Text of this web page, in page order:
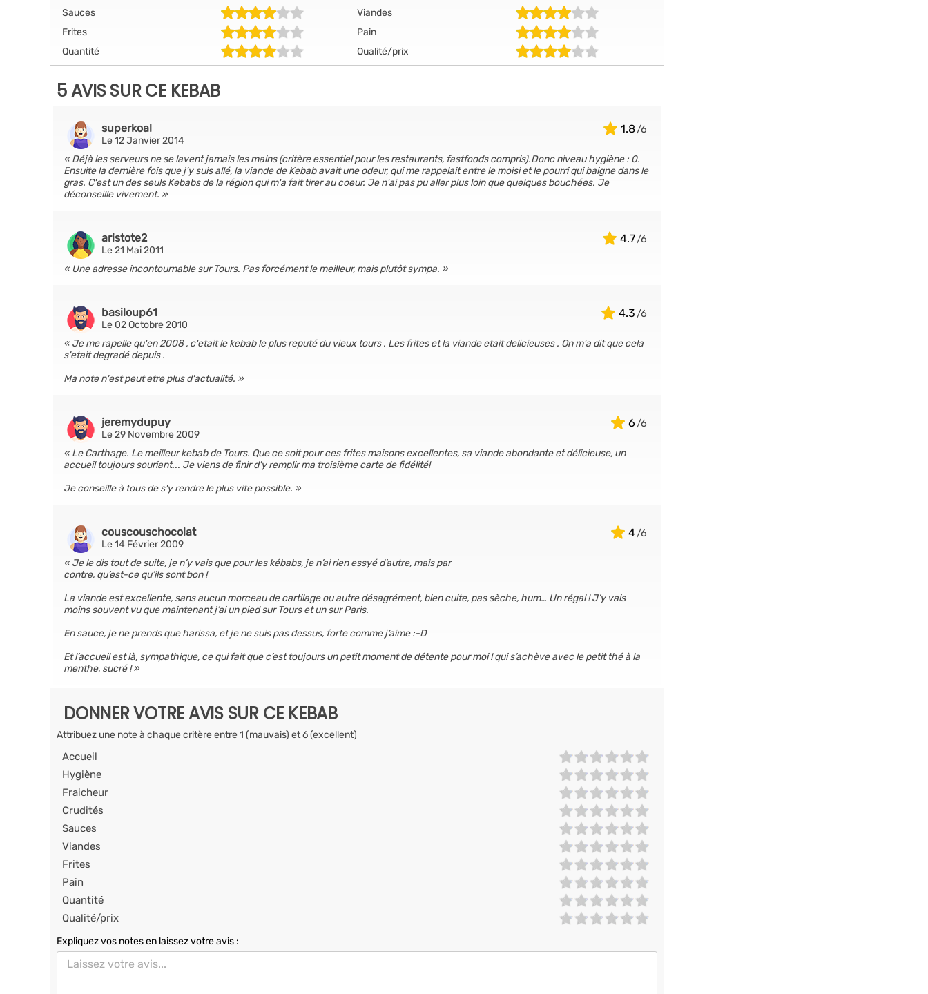
Sauces
Viandes
Frites
Pain
Quantité
Qualité/prix
5 AVIS SUR CE KEBAB
1.8
superkoal
Le 12 Janvier 2014
Déjà les serveurs ne se lavent jamais les mains (critère essentiel pour les restaurants, fastfoods compris).Donc niveau hygiène : 0.
Ensuite la dernière fois que j'y suis allé, la viande de Kebab avait une odeur, qui me rappelait entre le moisi et le pourri qui baigne dans le
gras. C'est un des seuls Kebabs de la région qui m'a fait tirer au coeur. Je n'ai pas pu aller plus loin que quelques bouchées. Je
déconseille vivement.
4.7
aristote2
Le 21 Mai 2011
Une adresse incontournable sur Tours. Pas forcément le meilleur, mais plutôt sympa.
4.3
basiloup61
Le 02 Octobre 2010
Je me rapelle qu'en 2008 , c'etait le kebab le plus reputé du vieux tours . Les frites et la viande etait delicieuses . On m'a dit que cela
s'etait degradé depuis .
Ma note n'est peut etre plus d'actualité.
6
jeremydupuy
Le 29 Novembre 2009
Le Carthage. Le meilleur kebab de Tours. Que ce soit pour ces frites maisons excellentes, sa viande abondante et délicieuse, un
accueil toujours souriant... Je viens de finir d'y remplir ma troisième carte de fidélité!
Je conseille à tous de s'y rendre le plus vite possible.
4
couscouschocolat
Le 14 Février 2009
Je le dis tout de suite, je n’y vais que pour les kébabs, je n’ai rien essyé d’autre, mais par
contre, qu’est-ce qu’ils sont bon !
La viande est excellente, sans aucun morceau de cartilage ou autre désagrément, bien cuite, pas sèche, hum… Un régal ! J’y vais
moins souvent vu que maintenant j’ai un pied sur Tours et un sur Paris.
En sauce, je ne prends que harissa, et je ne suis pas dessus, forte comme j’aime :-D
Et l’accueil est là, sympathique, ce qui fait que c’est toujours un petit moment de détente pour moi ! qui s’achève avec le petit thé à la
menthe, sucré !
DONNER VOTRE AVIS SUR CE KEBAB
Attribuez une note à chaque critère entre 1 (mauvais) et 6 (excellent)
Accueil
Hygiène
Fraicheur
Crudités
Sauces
Viandes
Frites
Pain
Quantité
Qualité/prix
Expliquez vos notes en laissez votre avis :